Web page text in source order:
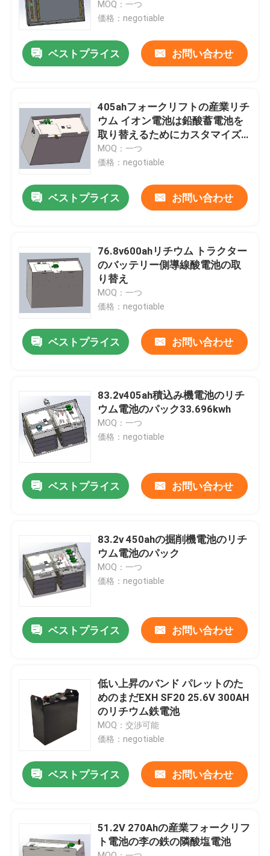
プロダクト
私達について
工場旅行
私達に連絡しなさい
引用を要求しなさい
フォークリフトのリチウム電池
エネルギー蓄積のリチウム電池
MOQ：一つ
価格：negotiable
ベストプライス お問い合わせ
405ahフォークリフトの産業リチ
ウム イオン電池は鉛酸蓄電池を
取り替えるためにカスタマイズ
した
MOQ：一つ
価格：negotiable
ベストプライス お問い合わせ
76.8v600ahリチウム トラクター
のバッテリー側導線酸電池の取
り替え
MOQ：一つ
価格：negotiable
ベストプライス お問い合わせ
83.2v405ah積込み機電池のリチ
ウム電池のパック33.696kwh
MOQ：一つ
価格：negotiable
ベストプライス お問い合わせ
83.2v 450ahの掘削機電池のリチ
ウム電池のパック
MOQ：一つ
価格：negotiable
ベストプライス お問い合わせ
低い上昇のバンド パレットのた
めのまだEXH SF20 25.6V 300AH
のリチウム鉄電池
MOQ：交渉可能
価格：negotiable
ベストプライス お問い合わせ
51.2V 270Ahの産業フォークリフ
ト電池の李の鉄の隣酸塩電池